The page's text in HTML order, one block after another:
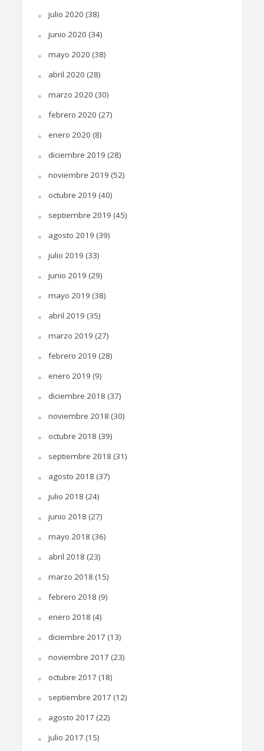
julio 2020 (38)
junio 2020 (34)
mayo 2020 (38)
abril 2020 (28)
marzo 2020 (30)
febrero 2020 (27)
enero 2020 (8)
diciembre 2019 (28)
noviembre 2019 (52)
octubre 2019 (40)
septiembre 2019 (45)
agosto 2019 (39)
julio 2019 (33)
junio 2019 (29)
mayo 2019 (38)
abril 2019 (35)
marzo 2019 (27)
febrero 2019 (28)
enero 2019 (9)
diciembre 2018 (37)
noviembre 2018 (30)
octubre 2018 (39)
septiembre 2018 (31)
agosto 2018 (37)
julio 2018 (24)
junio 2018 (27)
mayo 2018 (36)
abril 2018 (23)
marzo 2018 (15)
febrero 2018 (9)
enero 2018 (4)
diciembre 2017 (13)
noviembre 2017 (23)
octubre 2017 (18)
septiembre 2017 (12)
agosto 2017 (22)
julio 2017 (15)